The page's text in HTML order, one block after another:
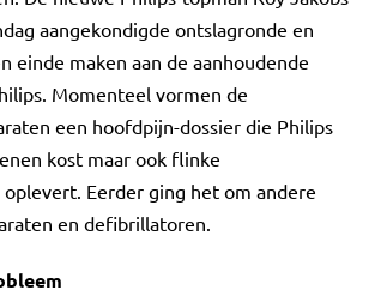
aangekondigde ontslagronde en
einde maken aan de aanhoudende
Momenteel vormen de
een hoofdpijn-dossier die Philips
kost maar ook flinke
Eerder ging het om andere
en defibrillatoren.